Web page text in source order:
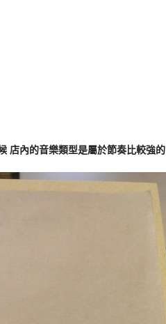
店內的音樂類型是屬於節奏比較強的